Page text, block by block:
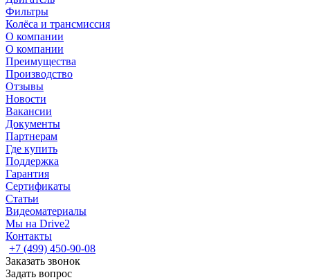
Фильтры
Колёса и трансмиссия
О компании
О компании
Преимущества
Производство
Отзывы
Новости
Вакансии
Документы
Партнерам
Где купить
Поддержка
Гарантия
Сертификаты
Статьи
Видеоматериалы
Мы на Drive2
Контакты
+7 (499) 450-90-08
Заказать звонок
Задать вопрос